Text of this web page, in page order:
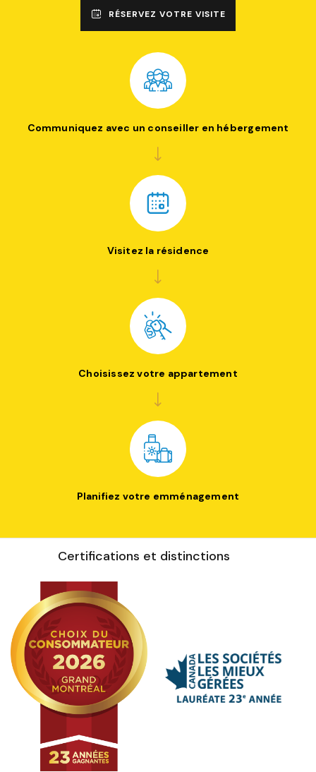
RÉSERVEZ VOTRE VISITE
Communiquez avec un conseiller en hébergement
Visitez la résidence
Choisissez votre appartement
Planifiez votre emménagement
Certifications et distinctions